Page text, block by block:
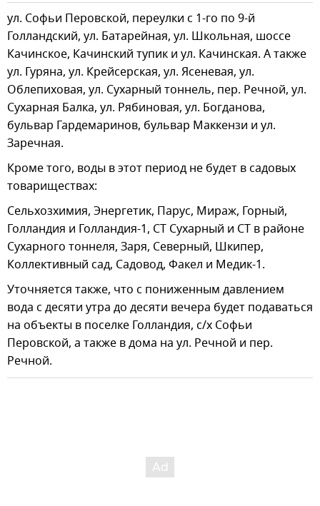
ул. Софьи Перовской, переулки с 1-го по 9-й
Голландский, ул. Батарейная, ул. Школьная, шоссе
Качинское, Качинский тупик и ул. Качинская. А также
ул. Гуряна, ул. Крейсерская, ул. Ясеневая, ул.
Облепиховая, ул. Сухарный тоннель, пер. Речной, ул.
Сухарная Балка, ул. Рябиновая, ул. Богданова,
бульвар Гардемаринов, бульвар Маккензи и ул.
Заречная.
Кроме того, воды в этот период не будет в садовых
товариществах:
Сельхозхимия, Энергетик, Парус, Мираж, Горный,
Голландия и Голландия-1, СТ Сухарный и СТ в районе
Сухарного тоннеля, Заря, Северный, Шкипер,
Коллективный сад, Садовод, Факел и Медик-1.
Уточняется также, что с пониженным давлением
вода с десяти утра до десяти вечера будет подаваться
на объекты в поселке Голландия, с/х Софьи
Перовской, а также в дома на ул. Речной и пер.
Речной.